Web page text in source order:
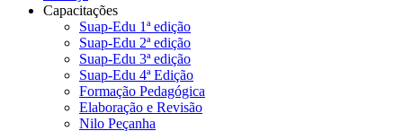
Capacitações
Suap-Edu 1ª edição
Suap-Edu 2ª edição
Suap-Edu 3ª edição
Suap-Edu 4ª Edição
Formação Pedagógica
Elaboração e Revisão
Nilo Peçanha